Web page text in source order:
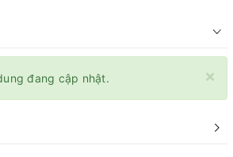
×
đang cập nhật.